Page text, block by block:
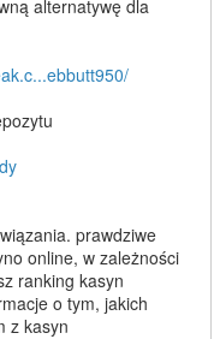
alternatywę dla
prawdziwe
online, w zależności
ranking kasyn
o tym, jakich
z kasyn